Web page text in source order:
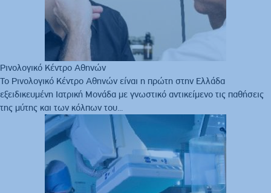
Ρινολογικό Κέντρο Αθηνών
Το Ρινολογικό Κέντρο Αθηνών είναι η πρώτη στην Ελλάδα
εξειδικευμένη Ιατρική Μονάδα με γνωστικό αντικείμενο τις παθήσεις
της μύτης και των κόλπων του...